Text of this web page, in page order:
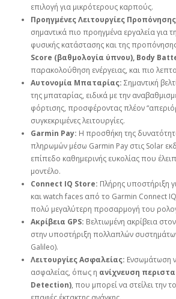
επιλογή για μικρότερους καρπούς.
Προηγμένες Λειτουργίες
σημαντικά πιο προηγμένα εργαλεία για
φυσικής κατάστασης και της
Score (βαθμολογία ύπνου), Body
παρακολούθηση ενέργειας, και πιο
Αυτονομία Μπαταρίας: Σημαντική
της μπαταρίας, ειδικά με την
φόρτισης, προσφέροντας πλέον
συγκεκριμένες λειτουργίες.
Garmin Pay: Η προσθήκη της
πληρωμών μέσω Garmin Pay στις Solar
επίπεδο καθημερινής ευκολίας που
μοντέλο.
Connect IQ Store: Πλήρης υποστήριξη
και watch faces από το Garmin Connect
πολύ μεγαλύτερη προσαρμογή του
Ακρίβεια GPS: Βελτιωμένη ακρίβεια
στην υποστήριξη πολλαπλών συστημάτων
Galileo).
Λειτουργίες Ασφαλείας: Ενσωμάτωση
ασφαλείας, όπως η ανίχνευση
Detection), που μπορεί να στείλει την